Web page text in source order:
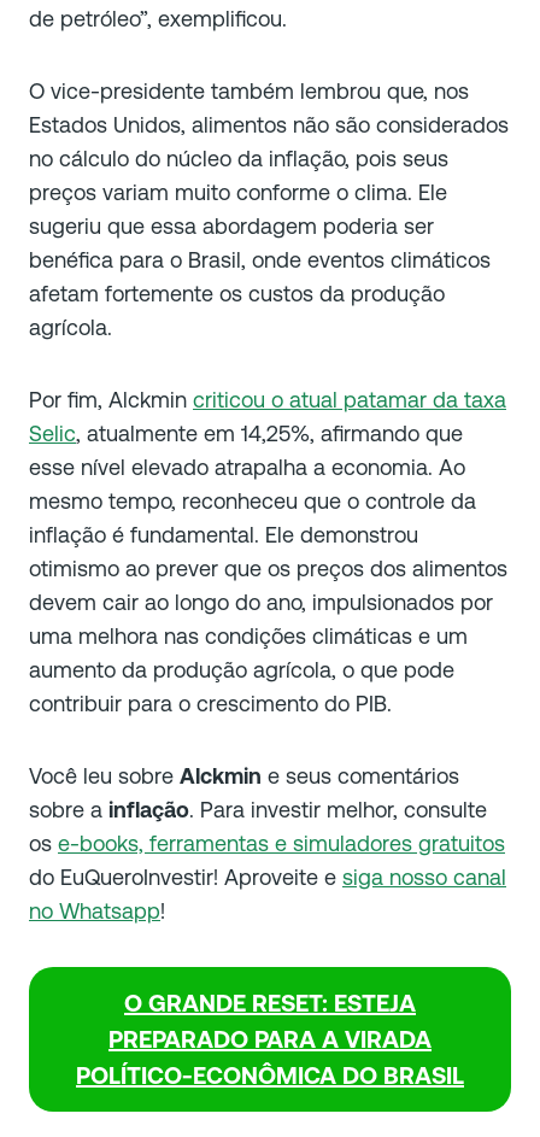
de petróleo”, exemplificou.
O vice-presidente também lembrou que, nos
Estados Unidos, alimentos não são considerados
no cálculo do núcleo da inflação, pois seus
preços variam muito conforme o clima. Ele
sugeriu que essa abordagem poderia ser
benéfica para o Brasil, onde eventos climáticos
afetam fortemente os custos da produção
agrícola.
Por fim, Alckmin criticou o atual patamar da taxa
Selic, atualmente em 14,25%, afirmando que
esse nível elevado atrapalha a economia. Ao
mesmo tempo, reconheceu que o controle da
inflação é fundamental. Ele demonstrou
otimismo ao prever que os preços dos alimentos
devem cair ao longo do ano, impulsionados por
uma melhora nas condições climáticas e um
aumento da produção agrícola, o que pode
contribuir para o crescimento do PIB.
Você leu sobre Alckmin e seus comentários
sobre a inflação. Para investir melhor, consulte
os e-books, ferramentas e simuladores gratuitos
do EuQueroInvestir! Aproveite e siga nosso canal
no Whatsapp!
O GRANDE RESET: ESTEJA
PREPARADO PARA A VIRADA
POLÍTICO-ECONÔMICA DO BRASIL